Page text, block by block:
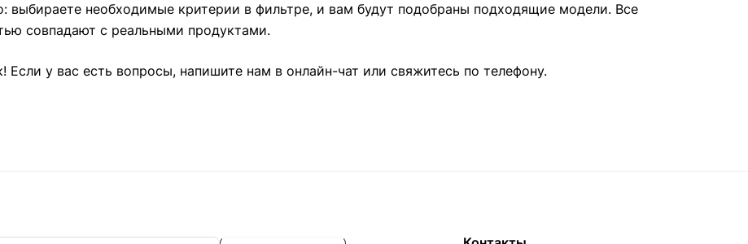
выбираете необходимые критерии в фильтре, и вам будут подобраны подходящие модели. Все
совпадают с реальными продуктами.
Если у вас есть вопросы, напишите нам в онлайн-чат или свяжитесь по телефону.